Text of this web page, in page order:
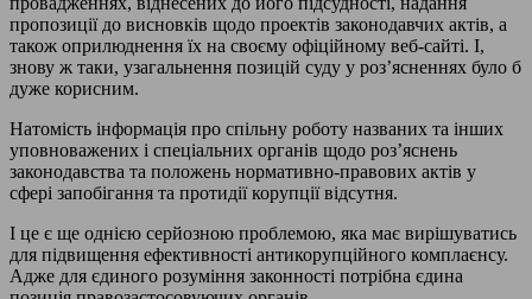
пропозиції до висновків щодо проектів законодавчих актів, а
також оприлюднення їх на своєму офіційному веб-сайті. І,
знову ж таки, узагальнення позицій суду у роз’ясненнях було б
дуже корисним.
Натомість інформація про спільну роботу названих та інших
уповноважених і спеціальних органів щодо роз’яснень
законодавства та положень нормативно-правових актів у
сфері запобігання та протидії корупції відсутня.
І це є ще однією серйозною проблемою, яка має вирішуватись
для підвищення ефективності антикорупційного комплаєнсу.
Адже для єдиного розуміння законності потрібна єдина